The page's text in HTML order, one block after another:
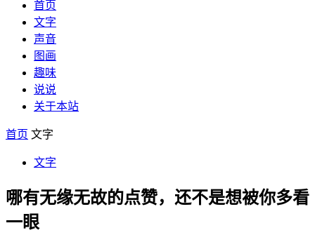
首页
文字
声音
图画
趣味
说说
关于本站
首页 文字
文字
哪有无缘无故的点赞，还不是想被你多看
一眼